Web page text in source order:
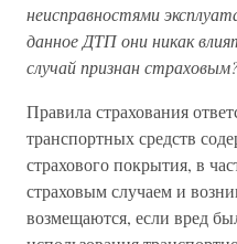
неисправностями
данное ДТП они никак
случай признан
Правила страхования
транспортных средств
страхового покрытия, в
страховым случаем и
возмещаются, если вред